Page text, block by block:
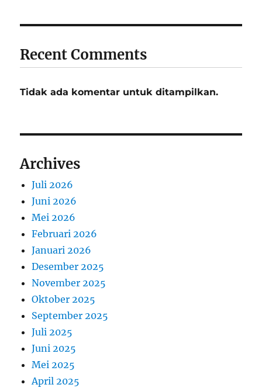
Recent Comments
Tidak ada komentar untuk ditampilkan.
Archives
Juli 2026
Juni 2026
Mei 2026
Februari 2026
Januari 2026
Desember 2025
November 2025
Oktober 2025
September 2025
Juli 2025
Juni 2025
Mei 2025
April 2025